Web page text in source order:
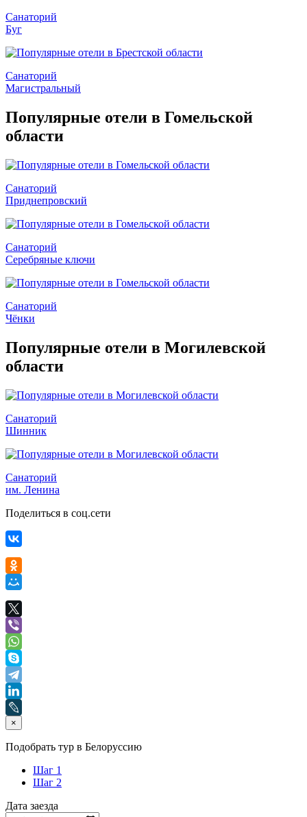
Санаторий
Буг
Санаторий
Магистральный
Популярные отели в Гомельской
области
Санаторий
Приднепровский
Санаторий
Серебряные ключи
Санаторий
Чёнки
Популярные отели в Могилевской
области
Санаторий
Шинник
Санаторий
им. Ленина
Поделиться в соц.сети
×
Подобрать тур в Белоруссию
Шаг 1
Шаг 2
Дата заезда